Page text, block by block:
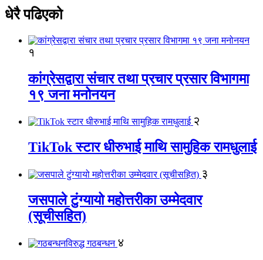
धेरै पढिएको
१
कांग्रेसद्वारा संचार तथा प्रचार प्रसार विभागमा
१९ जना मनोनयन
२
TikTok स्टार धीरुभाई माथि सामुहिक रामधुलाई
३
जसपाले टुंग्यायो महोत्तरीका उम्मेदवार
(सूचीसहित)
४